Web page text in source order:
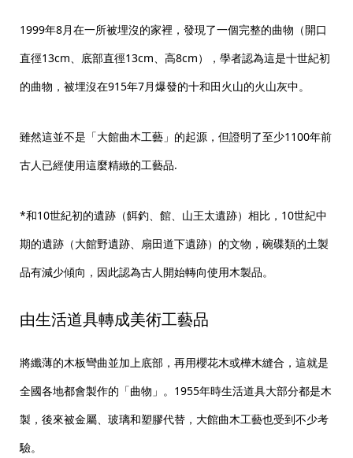
1999年8月在一所被埋沒的家裡，發現了一個完整的曲物（開口
直徑13cm、底部直徑13cm、高8cm），學者認為這是十世紀初
的曲物，被埋沒在915年7月爆發的十和田火山的火山灰中。
雖然這並不是「大館曲木工藝」的起源，但證明了至少1100年前
古人已經使用這麼精緻的工藝品.
*和10世紀初的遺跡（餌釣、館、山王太遺跡）相比，10世紀中
期的遺跡（大館野遺跡、扇田道下遺跡）的文物，碗碟類的土製
品有減少傾向，因此認為古人開始轉向使用木製品。
由生活道具轉成美術工藝品
將纖薄的木板彎曲並加上底部，再用櫻花木或樺木縫合，這就是
全國各地都會製作的「曲物」。1955年時生活道具大部分都是木
製，後來被金屬、玻璃和塑膠代替，大館曲木工藝也受到不少考
驗。